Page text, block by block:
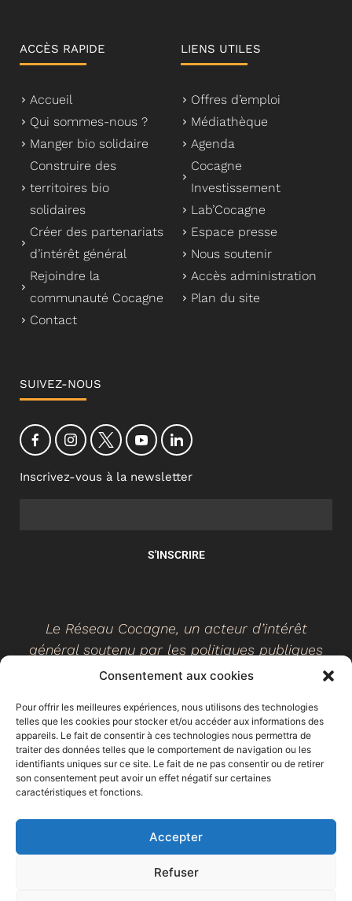
Consentement aux cookies
Pour offrir les meilleures expériences, nous utilisons des technologies
telles que les cookies pour stocker et/ou accéder aux informations des
appareils. Le fait de consentir à ces technologies nous permettra de
traiter des données telles que le comportement de navigation ou les
identifiants uniques sur ce site. Le fait de ne pas consentir ou de retirer
son consentement peut avoir un effet négatif sur certaines
caractéristiques et fonctions.
Accepter
Refuser
ACCÈS RAPIDE
Accueil
Qui sommes-nous ?
Manger bio solidaire
Construire des
territoires bio
solidaires
Créer des partenariats
d’intérêt général
Rejoindre la
communauté Cocagne
Contact
LIENS UTILES
Offres d’emploi
Médiathèque
Agenda
Cocagne
Investissement
Lab’Cocagne
Espace presse
Nous soutenir
Accès administration
Plan du site
SUIVEZ-NOUS
Inscrivez-vous à la newsletter
S'INSCRIRE
Le Réseau Cocagne, un acteur d’intérêt
général soutenu par les politiques publiques
©2026- Réseau Cocagne -Site web réalisé par Ethicweb
Mentions légales